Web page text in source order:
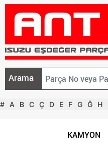
Arama
# A B C Ç D E F G Ğ H
KAMYON